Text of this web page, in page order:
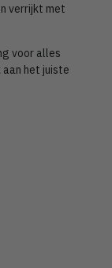
verrijkt met
voor alles
aan het juiste